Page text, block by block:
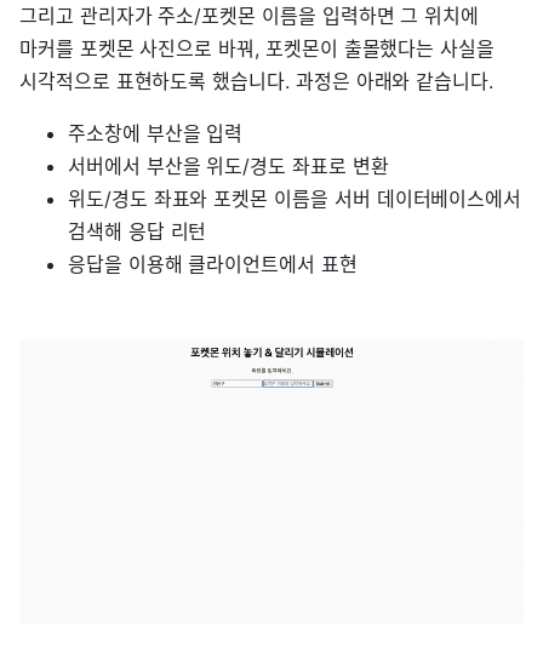
그리고 관리자가 주소/포켓몬 이름을 입력하면 그 위치에
마커를 포켓몬 사진으로 바꿔, 포켓몬이 출몰했다는 사실을
시각적으로 표현하도록 했습니다. 과정은 아래와 같습니다.
주소창에 부산을 입력
서버에서 부산을 위도/경도 좌표로 변환
위도/경도 좌표와 포켓몬 이름을 서버 데이터베이스에서
검색해 응답 리턴
응답을 이용해 클라이언트에서 표현